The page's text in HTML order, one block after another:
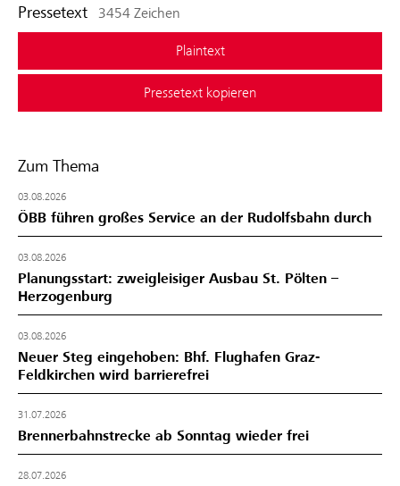
Pressetext 3454 Zeichen
Plaintext
Pressetext kopieren
Zum Thema
03.08.2026
ÖBB führen großes Service an der Rudolfsbahn durch
03.08.2026
Planungsstart: zweigleisiger Ausbau St. Pölten –
Herzogenburg
03.08.2026
Neuer Steg eingehoben: Bhf. Flughafen Graz-
Feldkirchen wird barrierefrei
31.07.2026
Brennerbahnstrecke ab Sonntag wieder frei
28.07.2026